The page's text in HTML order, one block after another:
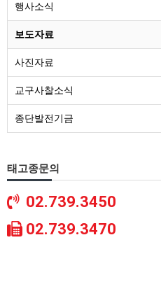
행사소식
보도자료
사진자료
교구사찰소식
종단발전기금
태고종문의
02.739.3450
02.739.3470